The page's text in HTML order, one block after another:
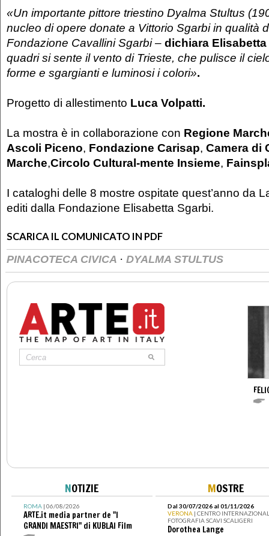
«Un importante pittore triestino Dyalma Stultus
nucleo di opere donate a Vittorio Sgarbi in qualità
Fondazione Cavallini Sgarbi – dichiara
quadri si sente il vento di Trieste, che pulisce il
forme e sgargianti e luminosi i colori».
Progetto di allestimento Luca Volpatti.
La mostra è in collaborazione con Regione
Ascoli Piceno, Fondazione Carisap, Camera di
Marche,Circolo Cultural-mente Insieme,
I cataloghi delle 8 mostre ospitate quest’anno da
editi dalla Fondazione Elisabetta Sgarbi.
SCARICA IL COMUNICATO IN PDF
PINACOTECA CIVICA · DYALMA STULTUS
NOTIZIE
ROMA| 06/08/2026
ARTE.it media partner de "I
GRANDI MAESTRI" di KUBLAI Film
MOSTRE
Dal 30/07/2026 al 01/11/2026
VERONA | CENTRO
FOTOGRAFIA SCAVI SCALIGERI
Dorothea Lange